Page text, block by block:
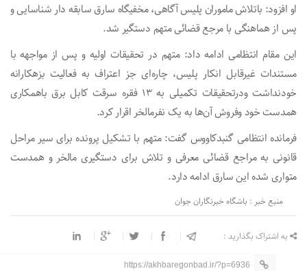
او افزود: باتلاش ماموران پلیس آگاهی، مخفیگاه سارق سابقه دار شناسایی و
پس از هماهنگی با مرجع قضائی متهم دستگیر شد.
این مقام انتظامی ادامه داد: متهم در تحقیقات اولیه و پس از مواجهه با
مستندات غیرقابل انکار پلیس، چاره‌ای جز اعتراف به فعالیت بزهکارانه
خودنداشت ودرتحقیقات تکمیلی به ۱۳ فقره سرقت کابل برق باهمکاری
همدست خود وفروش آن‌ها به یک نفرمالخر اقرار کرد.
فرمانده انتظامی گنبدکاووس گفت: متهم با تشکیل پرونده برای سیر مراحل
قانونی به مراجع قضائی معرفی و تلاش برای دستگیری مالخر و همدست
متواری شده این سارق ادامه دارد.
منبع خبر : باشگاه خبرنگاران جوان
به اشتراک بگذارید :
https://akhbaregonbad.ir/?p=6936